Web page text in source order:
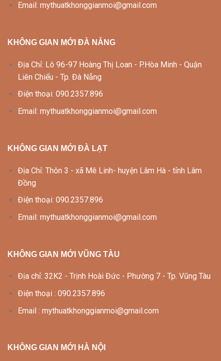
Email: mythuatkhonggianmoi@gmail.com
KHÔNG GIAN MỚI ĐÀ NẴNG
Địa Chỉ: Lô 96-97 Hoàng Thị Loan - P.Hòa Minh - Quận
Liên Chiểu - Tp. Đà Nẵng
Điện thoại: 090.2357.896
Email: mythuatkhonggianmoi@gmail.com
KHÔNG GIAN MỚI ĐÀ LẠT
Địa Chỉ: Thôn 3 - xã Mê Linh- huyện Lâm Hà - tỉnh Lâm
Đồng
Điện thoại: 090.2357.896
Email: mythuatkhonggianmoi@gmail.com
KHÔNG GIAN MỚI VŨNG TÀU
Địa chỉ: 32K2 - Trịnh Hoài Đức - Phường 7 - Tp. Vũng Tàu
Điện thoại : 090.2357.896
Email : mythuatkhonggianmoi@gmail.com
KHÔNG GIAN MỚI HÀ NỘI